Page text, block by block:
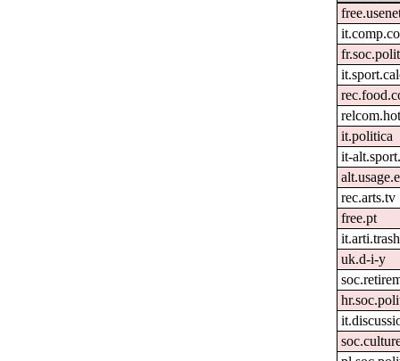
it.politica
it-
rec.arts.tv
free.pt
it.arti.trash
uk.d-i-y